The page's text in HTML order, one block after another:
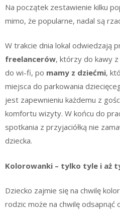
Na początek zestawienie kilku
mimo, że popularne, nadal są
W trakcie dnia lokal odwiedzają
freelancerów, którzy do kawy z
do wi-fi, po mamy z dziećmi,
miejsca do parkowania
jest zapewnieniu każdemu z
komfortu wizyty. W końcu do
spotkania z przyjaciółką nie
dziecka.
Kolorowanki – tylko tyle i aż
Dziecko zajmie się na chwilę
rodzic może na chwilę